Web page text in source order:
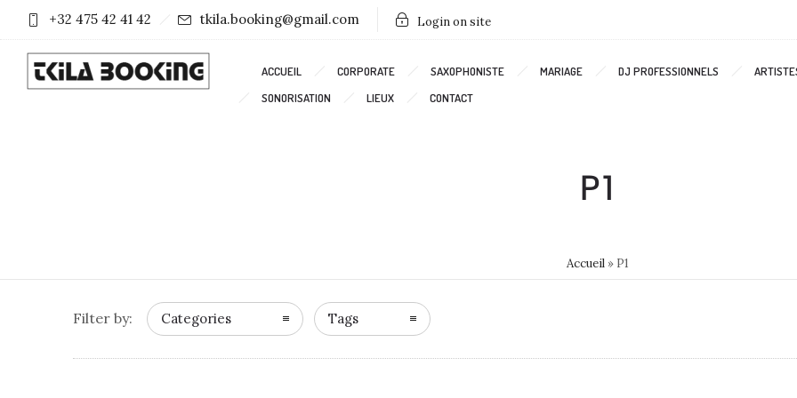
+32 475 42 41 42 tkila.booking@gmail.com Login on site
ACCUEIL CORPORATE SAXOPHONISTE MARIAGE DJ PROFESSIONNELS
SONORISATION
LIEUX CONTACT
P1
Accueil » P1
Filter by: Categories Tags